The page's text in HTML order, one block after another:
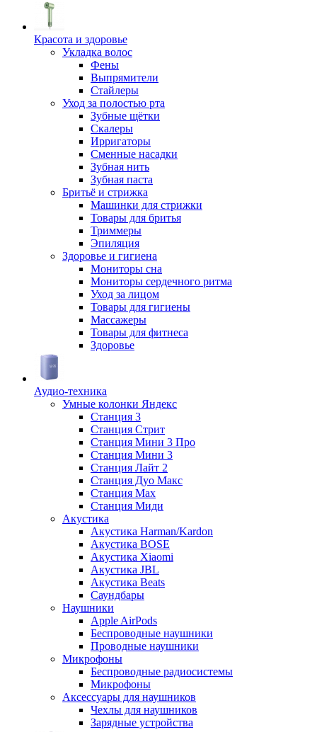
Красота и здоровье
Укладка волос
Фены
Выпрямители
Стайлеры
Уход за полостью рта
Зубные щётки
Скалеры
Ирригаторы
Сменные насадки
Зубная нить
Зубная паста
Бритьё и стрижка
Машинки для стрижки
Товары для бритья
Триммеры
Эпиляция
Здоровье и гигиена
Мониторы сна
Мониторы сердечного ритма
Уход за лицом
Товары для гигиены
Массажеры
Товары для фитнеса
Здоровье
Аудио-техника
Умные колонки Яндекс
Станция 3
Станция Стрит
Станция Мини 3 Про
Станция Мини 3
Станция Лайт 2
Станция Дуо Макс
Станция Max
Станция Миди
Акустика
Акустика Harman/Kardon
Акустика BOSE
Акустика Xiaomi
Акустика JBL
Акустика Beats
Саундбары
Наушники
Apple AirPods
Беспроводные наушники
Проводные наушники
Микрофоны
Беспроводные радиосистемы
Микрофоны
Аксессуары для наушников
Чехлы для наушников
Зарядные устройства